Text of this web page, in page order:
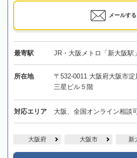
メールする
最寄駅 JR・大阪メトロ「新大阪駅
所在地
〒532-0011 大阪府大阪市
三星ビル５階
対応エリア 大阪、全国オンライン相談
大阪府 大阪市 新